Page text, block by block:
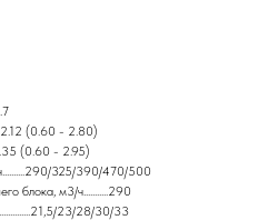
(0.60 - 2.80)
(0.60 - 2.95)
325/390/470/500
блока, м3/ч...........290
23/28/30/33